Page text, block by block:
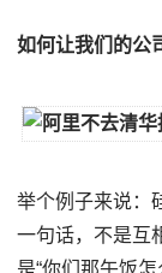
如何让我们的公
举个例子来说：
一句话，不是互